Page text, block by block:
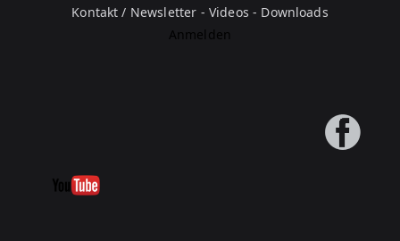
Kontakt / Newsletter - Videos - Downloads
Anmelden